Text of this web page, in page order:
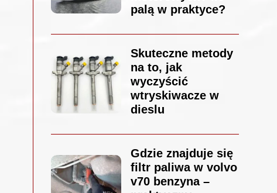
palą w praktyce?
Skuteczne metody
na to, jak
wyczyścić
wtryskiwacze w
dieslu
Gdzie znajduje się
filtr paliwa w volvo
v70 benzyna –